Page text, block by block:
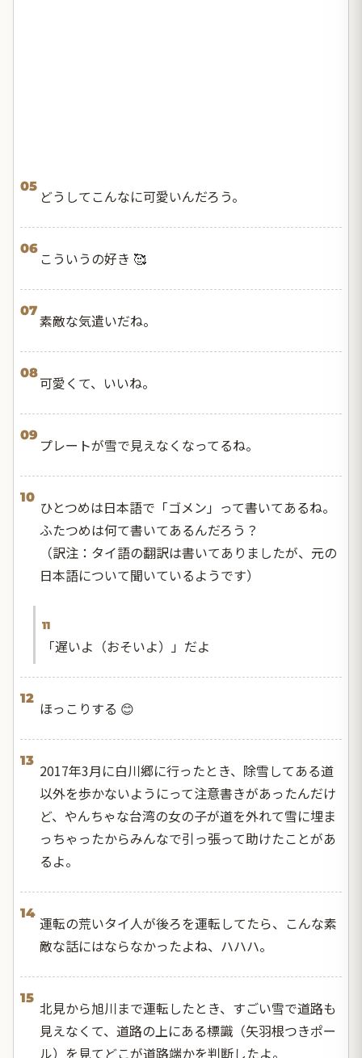
05
どうしてこんなに可愛いんだろう。
06
こういうの好き 🥰
07
素敵な気遣いだね。
08
可愛くて、いいね。
09
プレートが雪で見えなくなってるね。
10
ひとつめは日本語で「ゴメン」って書いてあるね。
ふたつめは何て書いてあるんだろう？
（訳注：タイ語の翻訳は書いてありましたが、元の
日本語について聞いているようです）
11
「遅いよ（おそいよ）」だよ
12
ほっこりする 😊
13
2017年3月に白川郷に行ったとき、除雪してある道
以外を歩かないようにって注意書きがあったんだけ
ど、やんちゃな台湾の女の子が道を外れて雪に埋ま
っちゃったからみんなで引っ張って助けたことがあ
るよ。
14
運転の荒いタイ人が後ろを運転してたら、こんな素
敵な話にはならなかったよね、ハハハ。
15
北見から旭川まで運転したとき、すごい雪で道路も
見えなくて、道路の上にある標識（矢羽根つきポー
ル）を見てどこが道路端かを判断したよ。